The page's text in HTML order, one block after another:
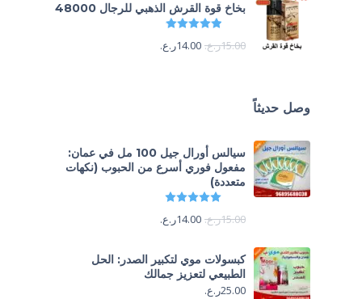
بخاخ قوة القرش الذهبي للرجال 48000
تم التقييم
15.00ر.ع. 14.00ر.ع.
وصل حديثاً
سيالس أورال جيل 100 مل في عمان:
مفعول فوري أسرع من الحبوب (نكهات
متعددة)
15.00ر.ع. 14.00ر.ع.
كبسولات موي لتكبير الصدر: الحل
الطبيعي لتعزيز جمالك
25.00ر.ع.